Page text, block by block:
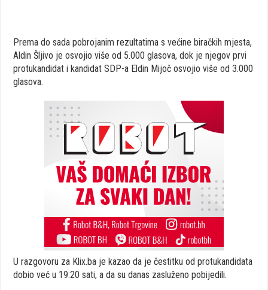
Prema do sada pobrojanim rezultatima s većine biračkih mjesta,
Aldin Šljivo je osvojio više od 5.000 glasova, dok je njegov prvi
protukandidat i kandidat SDP-a Eldin Mijoč osvojio više od 3.000
glasova.
U razgovoru za Klix.ba je kazao da je čestitku od protukandidata
dobio već u 19:20 sati, a da su danas zasluženo pobijedili.